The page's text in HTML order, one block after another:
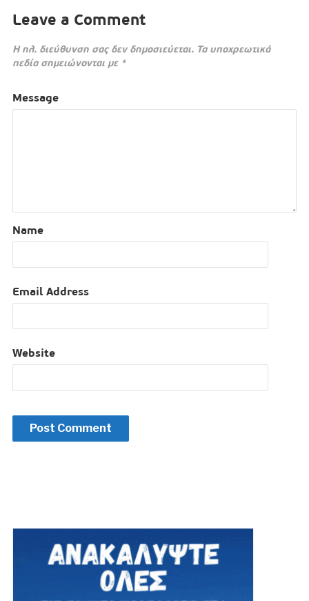
Leave a Comment
Η ηλ. διεύθυνση σας δεν δημοσιεύεται. Τα υποχρεωτικά
πεδία σημειώνονται με *
Message
Name
Email Address
Website